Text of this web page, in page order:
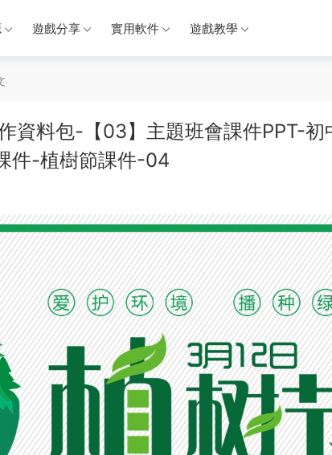
遊戲分享 實用軟件 遊戲教學
資料包-【03】主題班會課件PPT-初
件-植樹節課件-04